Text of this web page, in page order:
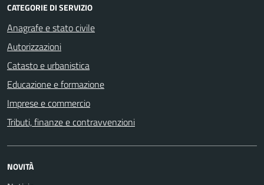
CATEGORIE DI SERVIZIO
Anagrafe e stato civile
Autorizzazioni
Catasto e urbanistica
Educazione e formazione
Imprese e commercio
Tributi, finanze e contravvenzioni
NOVITÀ